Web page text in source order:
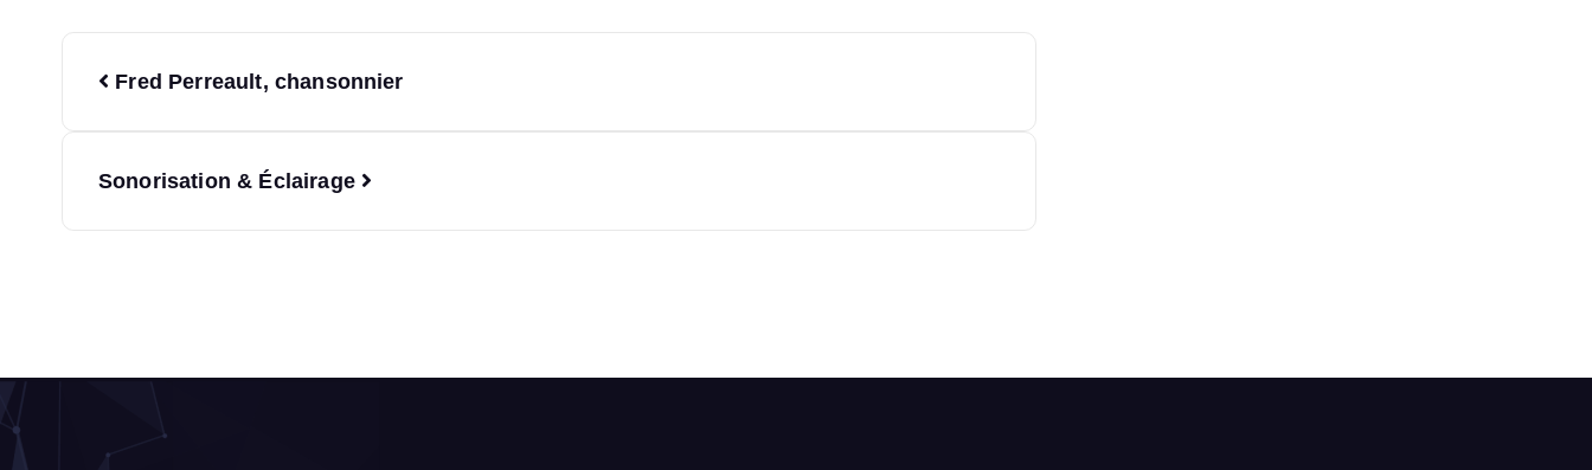
Fred Perreault, chansonnier
Sonorisation & Éclairage